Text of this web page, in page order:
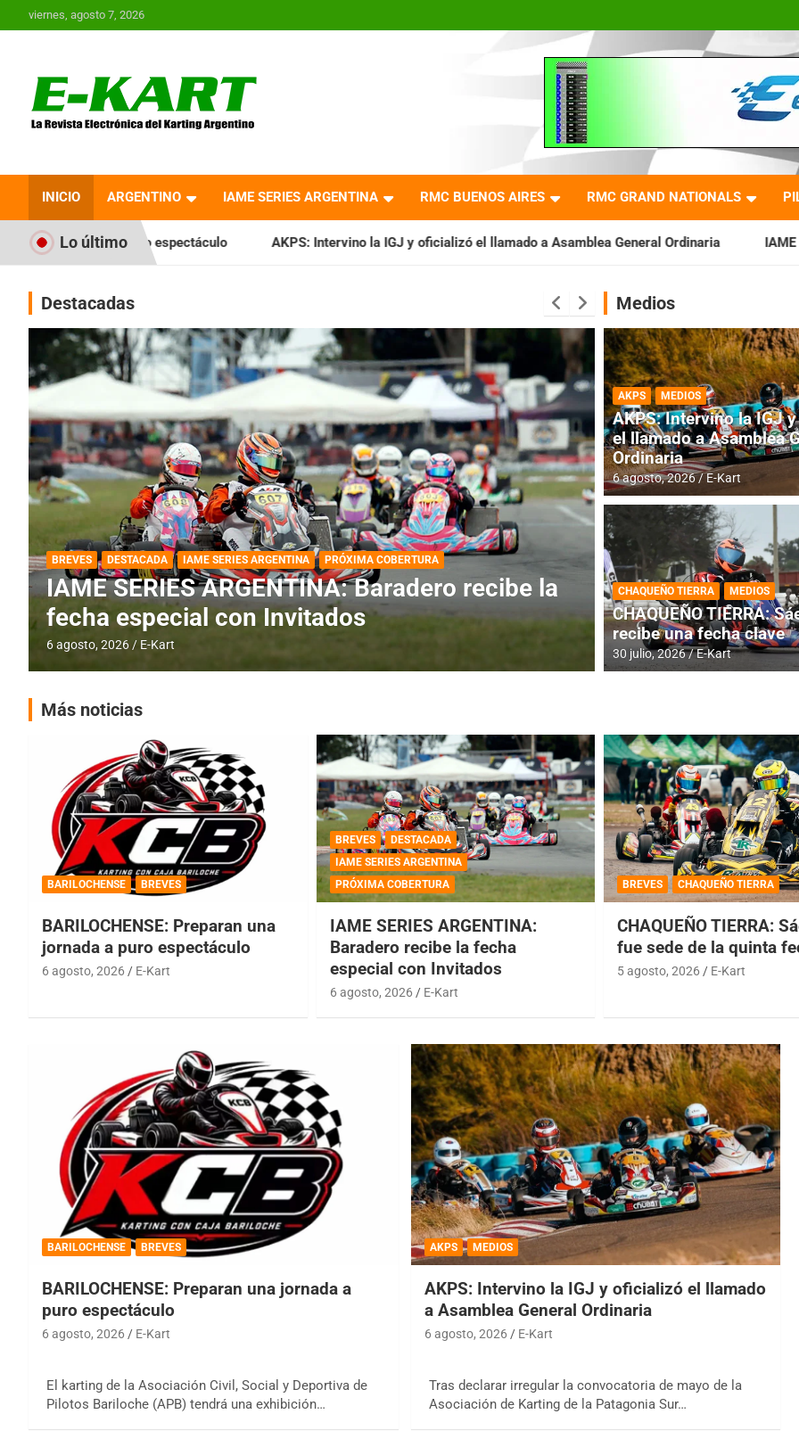
al
viernes, agosto 7, 2026
Revista Electrónica del
Karting en Argentina
INICIO ARGENTINO IAME SERIES ARGENTINA RMC BUENOS AIRES RMC GRAND NATIONALS
Lo último
espectáculo AKPS: Intervino la IGJ y oficializó el llamado a Asamblea General Ordinaria IAME SERIES
Destacadas
DESTACADA IAME SERIES ARGENTINA
IAME SERIES ARGENTINA: Horarios para la
fecha con Invitados
4 agosto, 2026 E-Kart
DESTACADA INFORME CENTRAL
RMC BUENOS
histórica en
4 agosto, 2026 E-Kart
Medios
AKPS MEDIOS
AKPS: Intervino la IGJ
el llamado a Asamblea
Ordinaria
6 agosto, 2026 E-Kart
CHAQUEÑO TIERRA MEDIOS
CHAQUEÑO TIERRA:
recibe una fecha clave
30 julio, 2026 E-Kart
Más noticias
BARILOCHENSE BREVES
BARILOCHENSE: Preparan una
jornada a puro espectáculo
6 agosto, 2026 E-Kart
BREVES
DESTACADA
IAME SERIES ARGENTINA
PRÓXIMA COBERTURA
IAME SERIES ARGENTINA:
Baradero recibe la fecha
especial con Invitados
6 agosto, 2026 E-Kart
BREVES CHAQUEÑO TIERRA
CHAQUEÑO TIERRA:
fue sede de la quinta
5 agosto, 2026 E-Kart
BARILOCHENSE BREVES
BARILOCHENSE: Preparan una jornada a
puro espectáculo
6 agosto, 2026 E-Kart
El karting de la Asociación Civil, Social y Deportiva de
Pilotos Bariloche (APB) tendrá una exhibición…
AKPS MEDIOS
AKPS: Intervino la IGJ y oficializó el llamado
a Asamblea General Ordinaria
6 agosto, 2026 E-Kart
Tras declarar irregular la convocatoria de mayo de la
Asociación de Karting de la Patagonia Sur…